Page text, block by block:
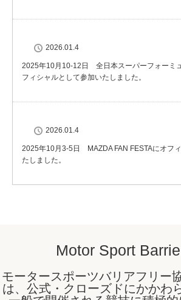
2026.01.4
2025年10月10-12日 全日本スーパーフォーミ
フィシャルとして参加いたしました。
2026.01.4
2025年10月3-5日 MAZDA FAN FESTAにオフ
たしました。
Motor Sport
モータースポーツバリアフリー
は、公式・クローズドにかかわ